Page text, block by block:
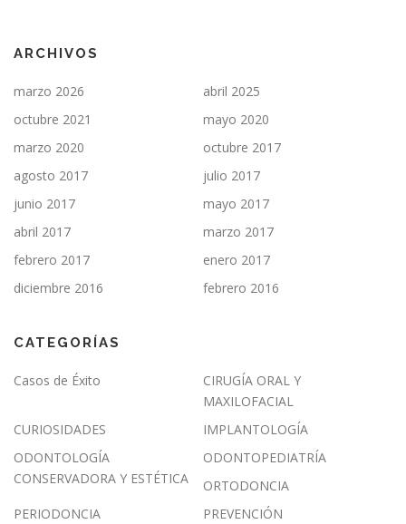
ARCHIVOS
marzo 2026
abril 2025
octubre 2021
mayo 2020
marzo 2020
octubre 2017
agosto 2017
julio 2017
junio 2017
mayo 2017
abril 2017
marzo 2017
febrero 2017
enero 2017
diciembre 2016
febrero 2016
CATEGORÍAS
Casos de Éxito
CIRUGÍA ORAL Y
MAXILOFACIAL
CURIOSIDADES
IMPLANTOLOGÍA
ODONTOLOGÍA
CONSERVADORA Y ESTÉTICA
ODONTOPEDIATRÍA
ORTODONCIA
PERIODONCIA
PREVENCIÓN